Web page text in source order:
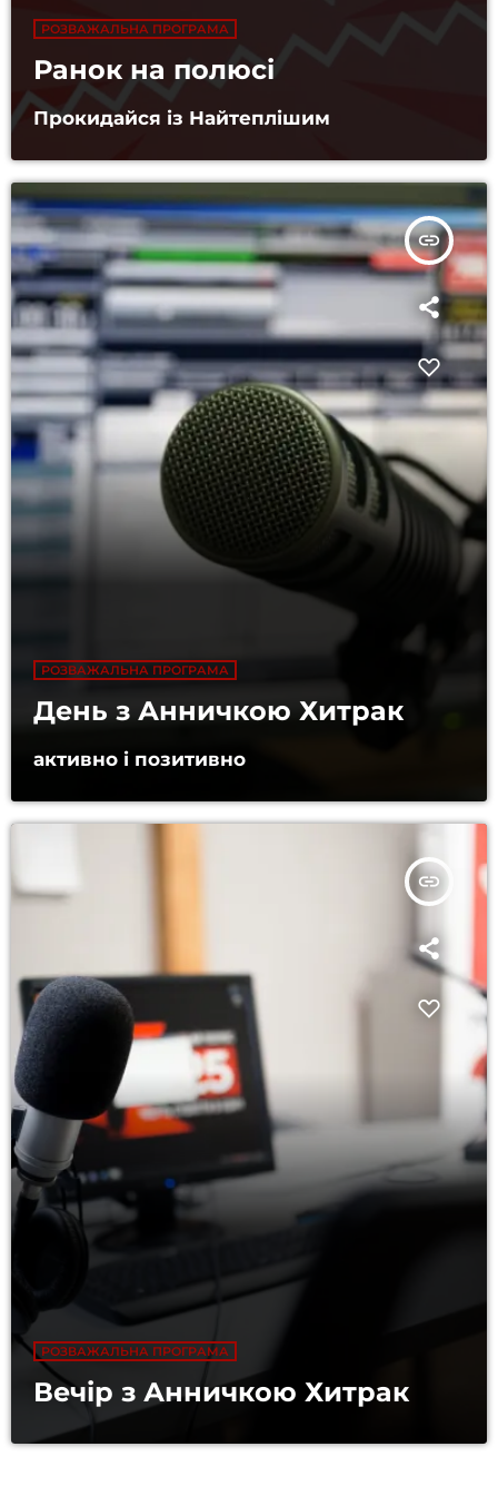
РОЗВАЖАЛЬНА ПРОГРАМА
Ранок на полюсі
Прокидайся із Найтеплішим
insert_link
РОЗВАЖАЛЬНА ПРОГРАМА
День з Анничкою Хитрак
активно і позитивно
insert_link
РОЗВАЖАЛЬНА ПРОГРАМА
Вечір з Анничкою Хитрак